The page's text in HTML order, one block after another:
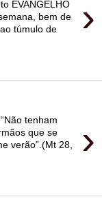
›
EVANGELHO
bem de
túmulo de
›
tenham
que se
verão”.(Mt 28,